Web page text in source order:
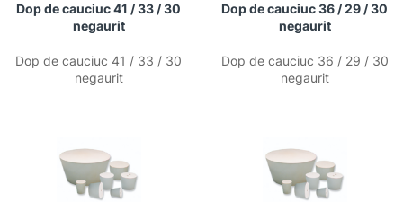
Dop de cauciuc 41 / 33 / 30
negaurit
Dop de cauciuc 41 / 33 / 30
negaurit
Dop de cauciuc 36 / 29 / 30
negaurit
Dop de cauciuc 36 / 29 / 30
negaurit